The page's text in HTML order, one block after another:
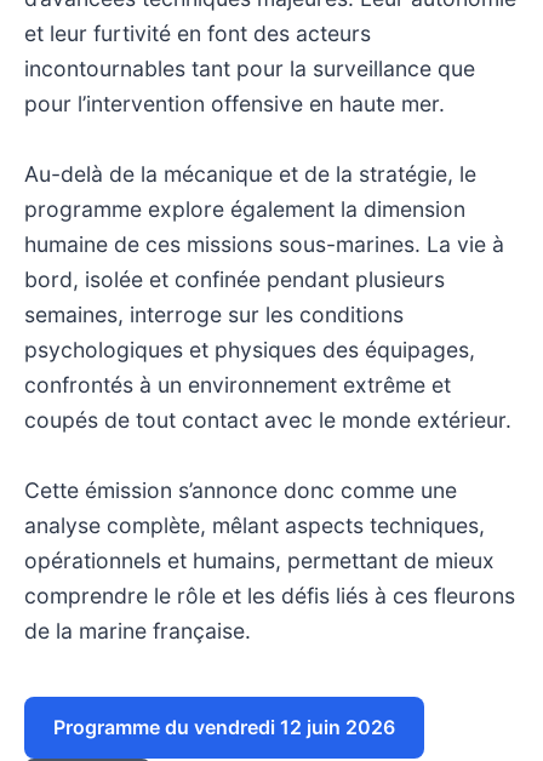
et leur furtivité en font des acteurs
incontournables tant pour la surveillance que
pour l’intervention offensive en haute mer.
Au-delà de la mécanique et de la stratégie, le
programme explore également la dimension
humaine de ces missions sous-marines. La vie à
bord, isolée et confinée pendant plusieurs
semaines, interroge sur les conditions
psychologiques et physiques des équipages,
confrontés à un environnement extrême et
coupés de tout contact avec le monde extérieur.
Cette émission s’annonce donc comme une
analyse complète, mêlant aspects techniques,
opérationnels et humains, permettant de mieux
comprendre le rôle et les défis liés à ces fleurons
de la marine française.
Programme du vendredi 12 juin 2026